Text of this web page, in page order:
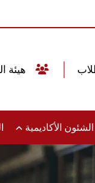
الشئون الأكاديمية